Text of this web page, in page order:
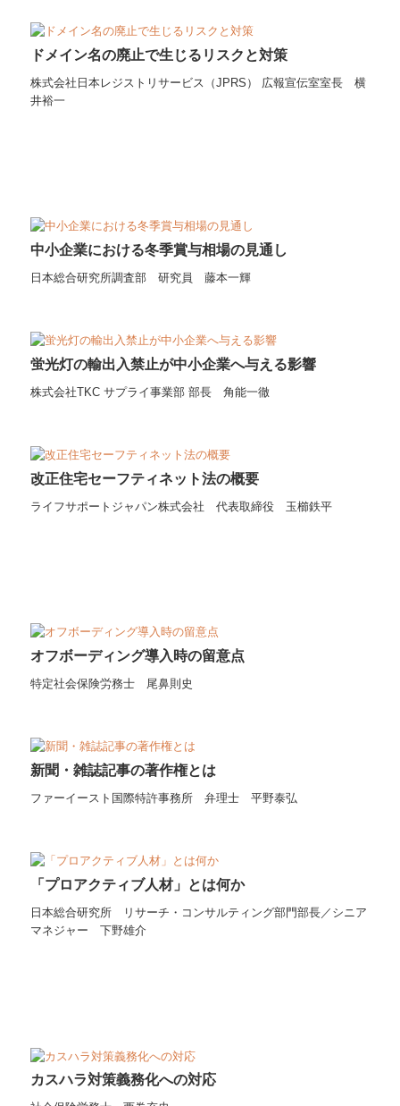
ドメイン名の廃止で生じるリスクと対策
株式会社日本レジストリサービス（JPRS） 広報宣伝室室長 横
井裕一
中小企業における冬季賞与相場の見通し
日本総合研究所調査部 研究員 藤本一輝
蛍光灯の輸出入禁止が中小企業へ与える影響
株式会社TKC サプライ事業部 部長 角能一徹
改正住宅セーフティネット法の概要
ライフサポートジャパン株式会社 代表取締役 玉櫛鉄平
オフボーディング導入時の留意点
特定社会保険労務士 尾鼻則史
新聞・雑誌記事の著作権とは
ファーイースト国際特許事務所 弁理士 平野泰弘
「プロアクティブ人材」とは何か
日本総合研究所 リサーチ・コンサルティング部門部長／シニア
マネジャー 下野雄介
カスハラ対策義務化への対応